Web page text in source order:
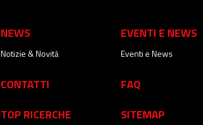
NEWS
Notizie & Novità
EVENTI E NEWS
Eventi e News
CONTATTI
FAQ
TOP RICERCHE
SITEMAP